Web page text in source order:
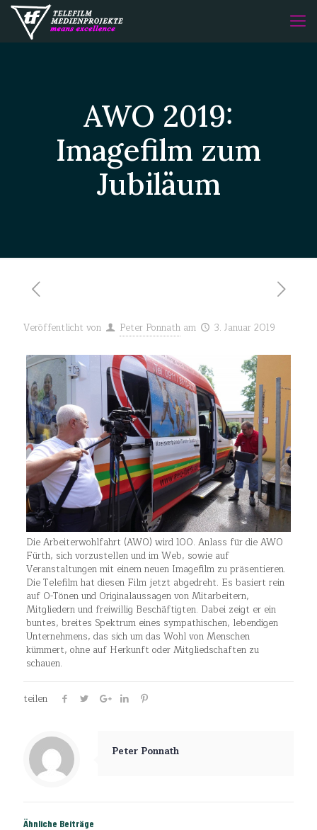
AWO 2019:
Imagefilm zum
Jubiläum
Veröffentlicht von Peter Ponnath am 3. Januar 2019
Die Arbeiterwohlfahrt (AWO) wird 100. Anlass für die AWO
Fürth, sich vorzustellen und im Web, sowie auf
Veranstaltungen mit einem neuen Imagefilm zu präsentieren.
Die Telefilm hat diesen Film jetzt abgedreht. Es basiert rein
auf O-Tönen und Originalaussagen von Mitarbeitern,
Mitgliedern und freiwillig Beschäftigten. Dabei zeigt er ein
buntes, breites Spektrum eines sympathischen, lebendigen
Unternehmens, das sich um das Wohl von Menschen
kümmert, ohne auf Herkunft oder Mitgliedschaften zu
schauen.
teilen
Peter Ponnath
Ähnliche Beiträge